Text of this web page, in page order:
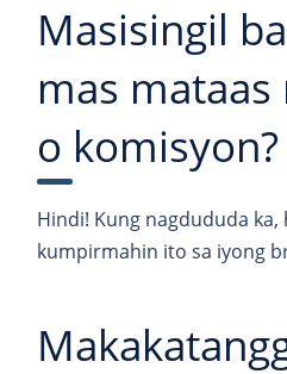
Masisingil
mas mataas
o komisyon?
Hindi! Kung nagdududa
kumpirmahin ito sa iyong